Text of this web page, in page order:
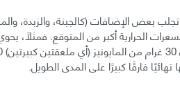
بعض الإضافات (كالجبنة، والزبدة،
نهائيًا فارقًا كبيرًا على المدى الطويل.